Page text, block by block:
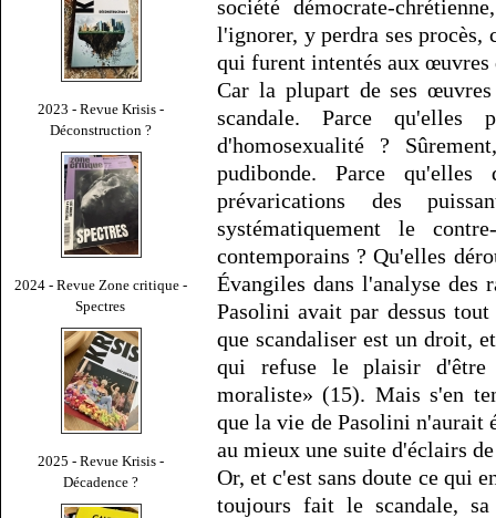
2023 - Revue Krisis -
Déconstruction ?
2024 - Revue Zone critique -
Spectres
2025 - Revue Krisis -
Décadence ?
société démocrate-
l'ignorer, y perdra ses procès,
qui furent intentés aux œuvres
Car la plupart de ses
scandale. Parce
d'homosexualité ?
pudibonde. Parce qu'elles
prévarications des
systématiquement le
contemporains ? Qu'elles
Évangiles dans l'analyse des
Pasolini avait par dessus
que scandaliser est un droit,
qui refuse le plaisir d'être
moraliste» (15). Mais s'en
que la vie de Pasolini n'aurait
au mieux une suite d'éclairs
Or, et c'est sans doute ce qui
toujours fait le scandale,